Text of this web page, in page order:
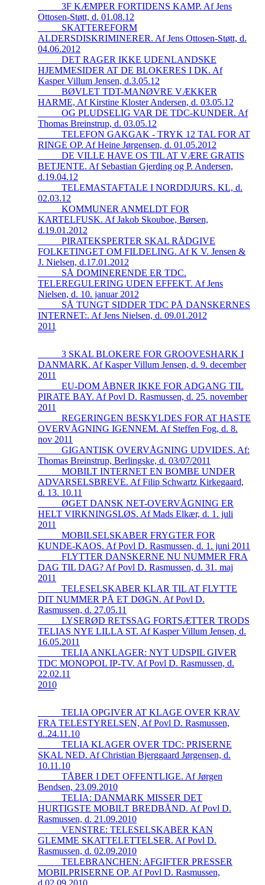
_____3F KÆMPER FORTIDENS KAMP. Af Jens
Ottosen-Støtt, d. 01.08.12
_____SKATTEREFORM
ALDERSDISKRIMINERER. Af Jens Ottosen-Støtt, d.
04.06.2012
_____DET RAGER IKKE UDENLANDSKE
HJEMMESIDER AT DE BLOKERES I DK. Af
Kasper Villum Jensen, d.3.05.12
_____BØVLET TDT-MANØVRE VÆKKER
HARME, Af Kirstine Kloster Andersen, d. 03.05.12
_____OG PLUDSELIG VAR DE TDC-KUNDER. Af
Thomas Breinstrup, d. 03.05.12
_____TELEFON GAKGAK - TRYK 12 TAL FOR AT
RINGE OP. Af Heine Jørgensen, d. 01.05.2012
_____DE VILLE HAVE OS TIL AT VÆRE GRATIS
BETJENTE. Af Sebastian Gjerding og P. Andersen,
d.19.04.12
_____TELEMASTAFTALE I NORDDJURS. KL, d.
02.03.12
_____KOMMUNER ANMELDT FOR
KARTELFUSK. Af Jakob Skouboe, Børsen,
d.19.01.2012
_____PIRATEKSPERTER SKAL RÅDGIVE
FOLKETINGET OM FILDELING. Af K V. Jensen &
J. Nielsen, d.17.01.2012
_____SÅ DOMINERENDE ER TDC.
TELEREGULERING UDEN EFFEKT. Af Jens
Nielsen, d. 10. januar 2012
_____SÅ TUNGT SIDDER TDC PÅ DANSKERNES
INTERNET:. Af Jens Nielsen, d. 09.01.2012
2011
_____3 SKAL BLOKERE FOR GROOVESHARK I
DANMARK. Af Kasper Villum Jensen, d. 9. december
2011
_____EU-DOM ÅBNER IKKE FOR ADGANG TIL
PIRATE BAY. Af Povl D. Rasmussen, d. 25. november
2011
_____REGERINGEN BESKYLDES FOR AT HASTE
OVERVÅGNING IGENNEM. Af Steffen Fog, d. 8.
nov 2011
_____GIGANTISK OVERVÅGNING UDVIDES. Af:
Thomas Breinstrup, Berlingske, d. 03/07/2011
_____MOBILT INTERNET EN BOMBE UNDER
ADVARSELSBREVE. Af Filip Schwartz Kirkegaard,
d. 13. 10.11
_____ØGET DANSK NET-OVERVÅGNING ER
HELT VIRKNINGSLØS. Af Mads Elkær, d. 1. juli
2011
_____MOBILSELSKABER FRYGTER FOR
KUNDE-KAOS. Af Povl D. Rasmussen, d. 1. juni 2011
_____FLYTTER DANSKERNE NU NUMMER FRA
DAG TIL DAG? Af Povl D. Rasmussen, d. 31. maj
2011
_____TELESELSKABER KLAR TIL AT FLYTTE
DIT NUMMER PÅ ET DØGN. Af Povl D.
Rasmussen, d. 27.05.11
_____LYSERØD RETSSAG FORTSÆTTER TRODS
TELIAS NYE LILLA ST. Af Kasper Villum Jensen, d.
16.05.2011
_____TELIA ANKLAGER: NYT UDSPIL GIVER
TDC MONOPOL IP-TV. Af Povl D. Rasmussen, d.
22.02.11
2010
_____TELIA OPGIVER AT KLAGE OVER KRAV
FRA TELESTYRELSEN, Af Povl D. Rasmussen,
d..24.11.10
_____TELIA KLAGER OVER TDC: PRISERNE
SKAL NED. Af Christian Bjerggaard Jørgensen, d.
10.11.10
_____TÅBER I DET OFFENTLIGE. Af Jørgen
Bendsen, 23.09.2010
_____TELIA: DANMARK MISSER DET
HURTIGSTE MOBILT BREDBÅND. Af Povl D.
Rasmussen, d. 21.09.2010
_____VENSTRE: TELESELSKABER KAN
GLEMME SKATTELETTELSER. Af Povl D.
Rasmussen, d. 02.09.2010
_____TELEBRANCHEN: AFGIFTER PRESSER
MOBILPRISERNE OP. Af Povl D. Rasmussen,
d.02.09.2010